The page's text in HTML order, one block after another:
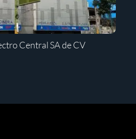
Central SA de CV